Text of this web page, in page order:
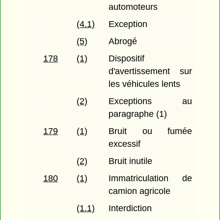
automoteurs
(4.1)
Exception
(5)
Abrogé
178
(1)
Dispositif
d'avertissement sur
les véhicules lents
(2)
Exceptions au
paragraphe (1)
179
(1)
Bruit ou fumée
excessif
(2)
Bruit inutile
180
(1)
Immatriculation de
camion agricole
(1.1)
Interdiction